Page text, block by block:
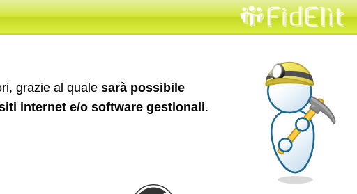
grazie al quale sarà possibile
internet e/o software gestionali.